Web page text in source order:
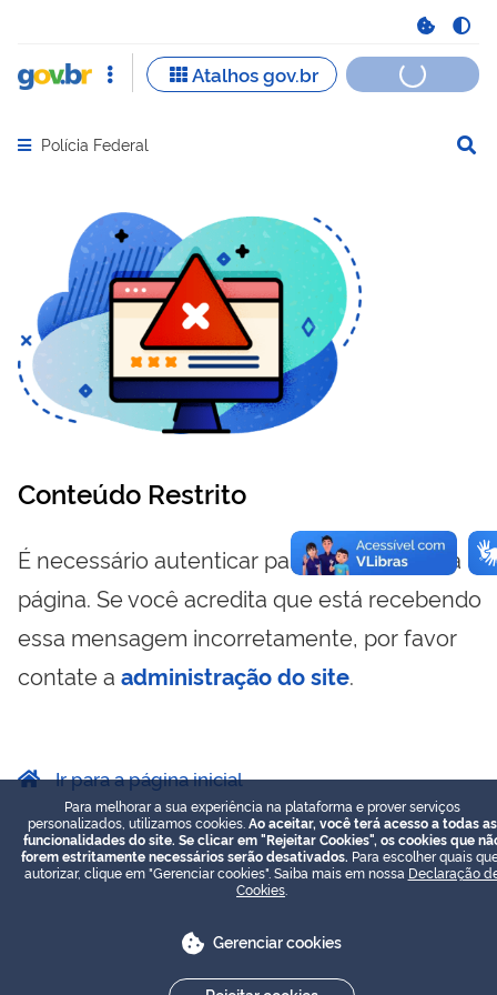
Abrir menu principal de navegação
Polícia Federal
Conteúdo Restrito
É necessário autenticar para visualizar essa
página. Se você acredita que está recebendo
essa mensagem incorretamente, por favor
contate a administração do site.
Ir para a página inicial
Para melhorar a sua experiência na plataforma e prover serviços
personalizados, utilizamos cookies. Ao aceitar, você terá acesso a todas as
funcionalidades do site. Se clicar em "Rejeitar Cookies", os cookies que
forem estritamente necessários serão desativados. Para escolher quais
autorizar, clique em "Gerenciar cookies". Saiba mais em nossa Declaração
Cookies
Gerenciar cookies